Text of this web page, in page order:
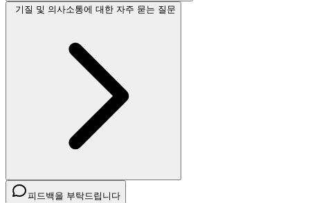
기질 및 의사소통에 대한 자주 묻는 질문
피드백을 부탁드립니다